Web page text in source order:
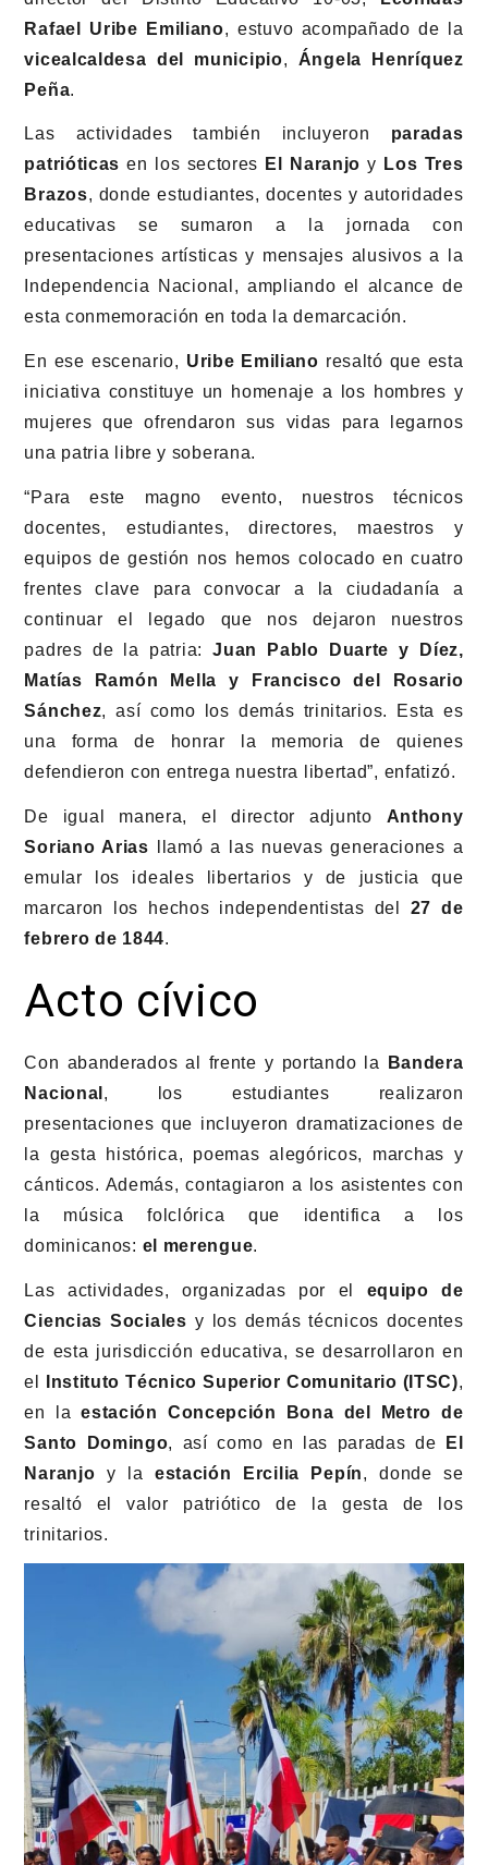
Rafael Uribe Emiliano, estuvo acompañado de la
vicealcaldesa del municipio, Ángela Henríquez
Peña.
Las actividades también incluyeron paradas
patrióticas en los sectores El Naranjo y Los Tres
Brazos, donde estudiantes, docentes y autoridades
educativas se sumaron a la jornada con
presentaciones artísticas y mensajes alusivos a la
Independencia Nacional, ampliando el alcance de
esta conmemoración en toda la demarcación.
En ese escenario, Uribe Emiliano resaltó que esta
iniciativa constituye un homenaje a los hombres y
mujeres que ofrendaron sus vidas para legarnos
una patria libre y soberana.
“Para este magno evento, nuestros técnicos
docentes, estudiantes, directores, maestros y
equipos de gestión nos hemos colocado en cuatro
frentes clave para convocar a la ciudadanía a
continuar el legado que nos dejaron nuestros
padres de la patria:Juan Pablo Duarte y Díez,
Matías Ramón Mella y Francisco del Rosario
Sánchez, así como los demás trinitarios. Esta es
una forma de honrar la memoria de quienes
defendieron con entrega nuestra libertad”, enfatizó.
De igual manera, el director adjunto Anthony
Soriano Arias llamó a las nuevas generaciones a
emular los ideales libertarios y de justicia que
marcaron los hechos independentistas del 27 de
febrero de 1844.
Acto cívico
Con abanderados al frente y portando la
Bandera
Nacional , los estudiantes realizaron
presentaciones que incluyeron dramatizaciones de
la gesta histórica, poemas alegóricos, marchas y
cánticos. Además, contagiaron a los asistentes con
la música folclórica que identifica a los
dominicanos: el merengue.
Las actividades, organizadas por el equipo de
Ciencias Sociales y los demás técnicos docentes
de esta jurisdicción educativa, se desarrollaron en
el
Instituto Técnico Superior Comunitario (ITSC),
en laestación Concepción Bona del Metro de
Santo Domingo, así como en las paradas de
El
Naranjo y la estación Ercilia Pepín, donde se
resaltó el valor patriótico de la gesta de los
trinitarios.